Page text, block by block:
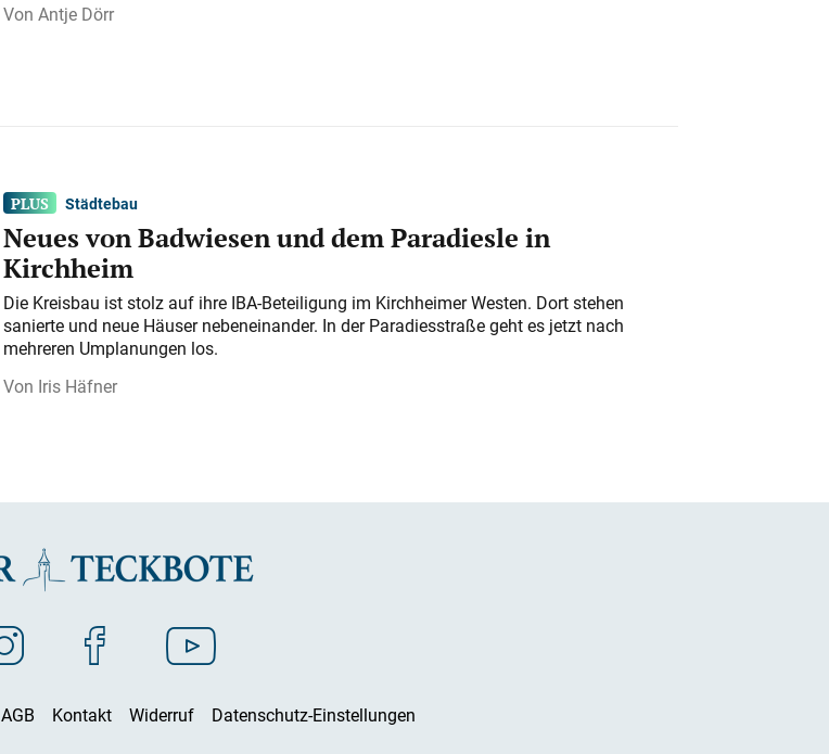
Antje Dörr
Städtebau
Neues von Badwiesen und dem Paradiesle in
Kirchheim
Die Kreisbau ist stolz auf ihre IBA-Beteiligung im Kirchheimer Westen. Dort stehen
sanierte und neue Häuser nebeneinander. In der Paradiesstraße geht es jetzt nach
mehreren Umplanungen los.
Iris Häfner
AGB Kontakt Widerruf Datenschutz-Einstellungen